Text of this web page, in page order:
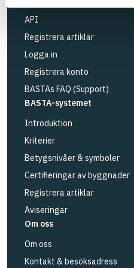
API
Registrera artiklar
Logga in
Registrera konto
BASTAs FAQ (Support)
BASTA-systemet
Introduktion
Kriterier
Betygsnivåer & symboler
Certifieringar av byggnader
Registrera artiklar
Aviseringar
Om oss
Om oss
Kontakt & besöksadress